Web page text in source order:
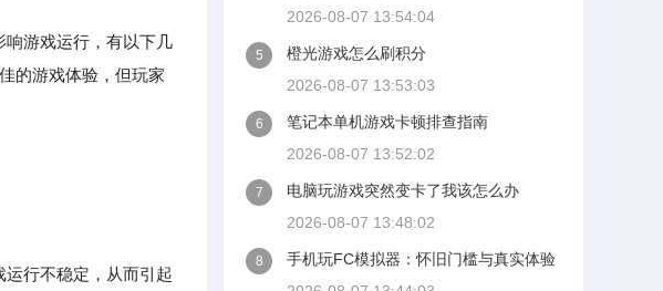
游戏运行，有以下几
的游戏体验，但玩家
行不稳定，从而引起
2026-08-07 13:54:04
5
橙光游戏怎么刷积分
2026-08-07 13:53:03
6
笔记本单机游戏卡顿排查指南
2026-08-07 13:52:02
7
电脑玩游戏突然变卡了我该怎么办
2026-08-07 13:48:02
8
手机玩FC模拟器：怀旧门槛与真实体验